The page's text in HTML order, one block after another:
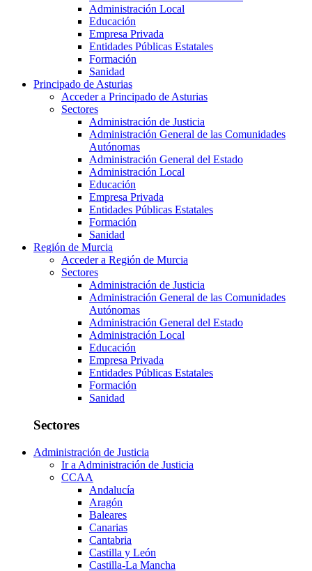
Administración Local
Educación
Empresa Privada
Entidades Públicas Estatales
Formación
Sanidad
Principado de Asturias
Acceder a Principado de Asturias
Sectores
Administración de Justicia
Administración General de las Comunidades
Autónomas
Administración General del Estado
Administración Local
Educación
Empresa Privada
Entidades Públicas Estatales
Formación
Sanidad
Región de Murcia
Acceder a Región de Murcia
Sectores
Administración de Justicia
Administración General de las Comunidades
Autónomas
Administración General del Estado
Administración Local
Educación
Empresa Privada
Entidades Públicas Estatales
Formación
Sanidad
Sectores
Administración de Justicia
Ir a Administración de Justicia
CCAA
Andalucía
Aragón
Baleares
Canarias
Cantabria
Castilla y León
Castilla-La Mancha